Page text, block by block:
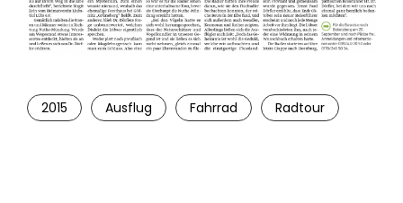
2015 Ausflug Fahrrad Radtour